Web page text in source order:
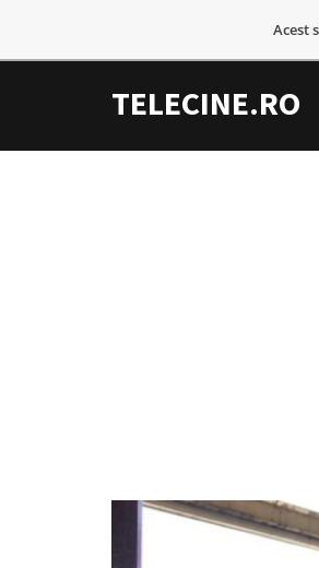
Acest
TELECINE.RO